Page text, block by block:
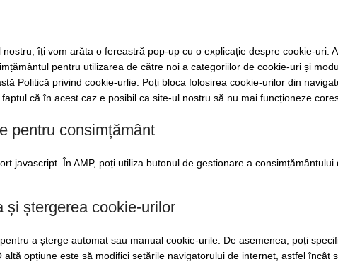
îți vom arăta o fereastră pop-up cu o explicație despre cookie-uri.
pentru utilizarea de către noi a categoriilor de cookie-uri și
Politică privind cookie-urlie. Poți bloca folosirea cookie-urilor din
că în acest caz e posibil ca site-ul nostru să nu mai funcționeze
pentru consimțământ
javascript. În AMP, poți utiliza butonul de gestionare a consimțământului
și ștergerea cookie-urilor
a șterge automat sau manual cookie-urile. De asemenea, poți
opțiune este să modifici setările navigatorului de internet, astfel încât